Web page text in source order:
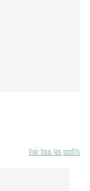
Voir tous les profils